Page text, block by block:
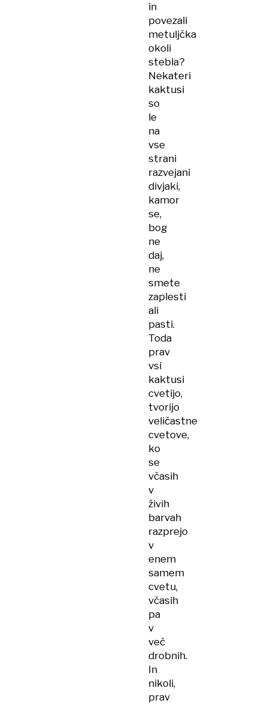
in
povezali
metuljčka
okoli
stebla?
Nekateri
kaktusi
so
le
na
vse
strani
razvejani
divjaki,
kamor
se,
bog
ne
daj,
ne
smete
zaplesti
ali
pasti.
Toda
prav
vsi
kaktusi
cvetijo,
tvorijo
veličastne
cvetove,
ko
se
včasih
v
živih
barvah
razprejo
v
enem
samem
cvetu,
včasih
pa
v
več
drobnih.
In
nikoli,
prav